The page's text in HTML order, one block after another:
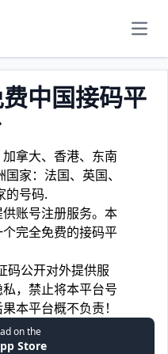
中国接码平
拿大、香港、东南
家：法国、英国、
的号码.
账号注册服务。本
完全免费的接码平
码公开对外提供服
，禁止将本平台号
本平台概不负责！
on the
Store